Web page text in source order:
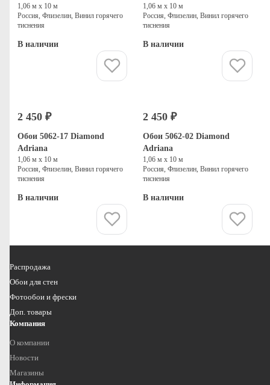
1,06 м х 10 м
Россия, Флизелин, Винил горячего
тиснения
В наличии
1,06 м х 10 м
Россия, Флизелин, Винил горячего
тиснения
В наличии
2 450 ₽
Обои 5062-17 Diamond
Adriana
1,06 м х 10 м
Россия, Флизелин, Винил горячего
тиснения
В наличии
2 450 ₽
Обои 5062-02 Diamond
Adriana
1,06 м х 10 м
Россия, Флизелин, Винил горячего
тиснения
В наличии
Распродажа
Обои для стен
Фотообои и фрески
Доп. товары
Компания
О компании
Новости
Магазины